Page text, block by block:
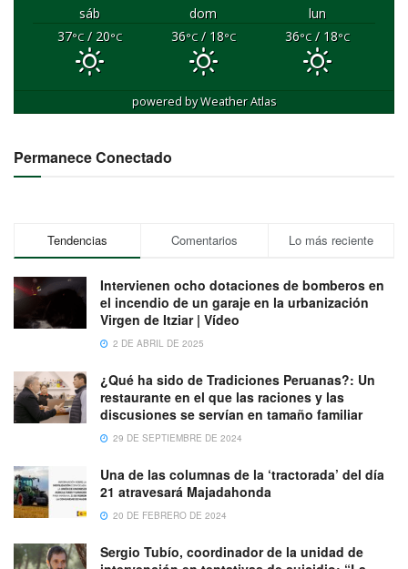
sáb dom
lun
37°C/ 20°C 36°C/ 18°C 36°C/ 18°C
powered byWeather Atlas
Permanece Conectado
Tendencias Comentarios Lo más reciente
Intervienen ocho dotaciones de bomberos en
el incendio de un garaje en la urbanización
Virgen de Itziar | Vídeo
2 DE ABRIL DE 2025
¿Qué ha sido de Tradiciones Peruanas?: Un
restaurante en el que las raciones y las
discusiones se servían en tamaño familiar
29 DE SEPTIEMBRE DE 2024
Una de las columnas de la ‘tractorada’ del día
21 atravesará Majadahonda
20 DE FEBRERO DE 2024
Sergio Tubío, coordinador de la unidad de